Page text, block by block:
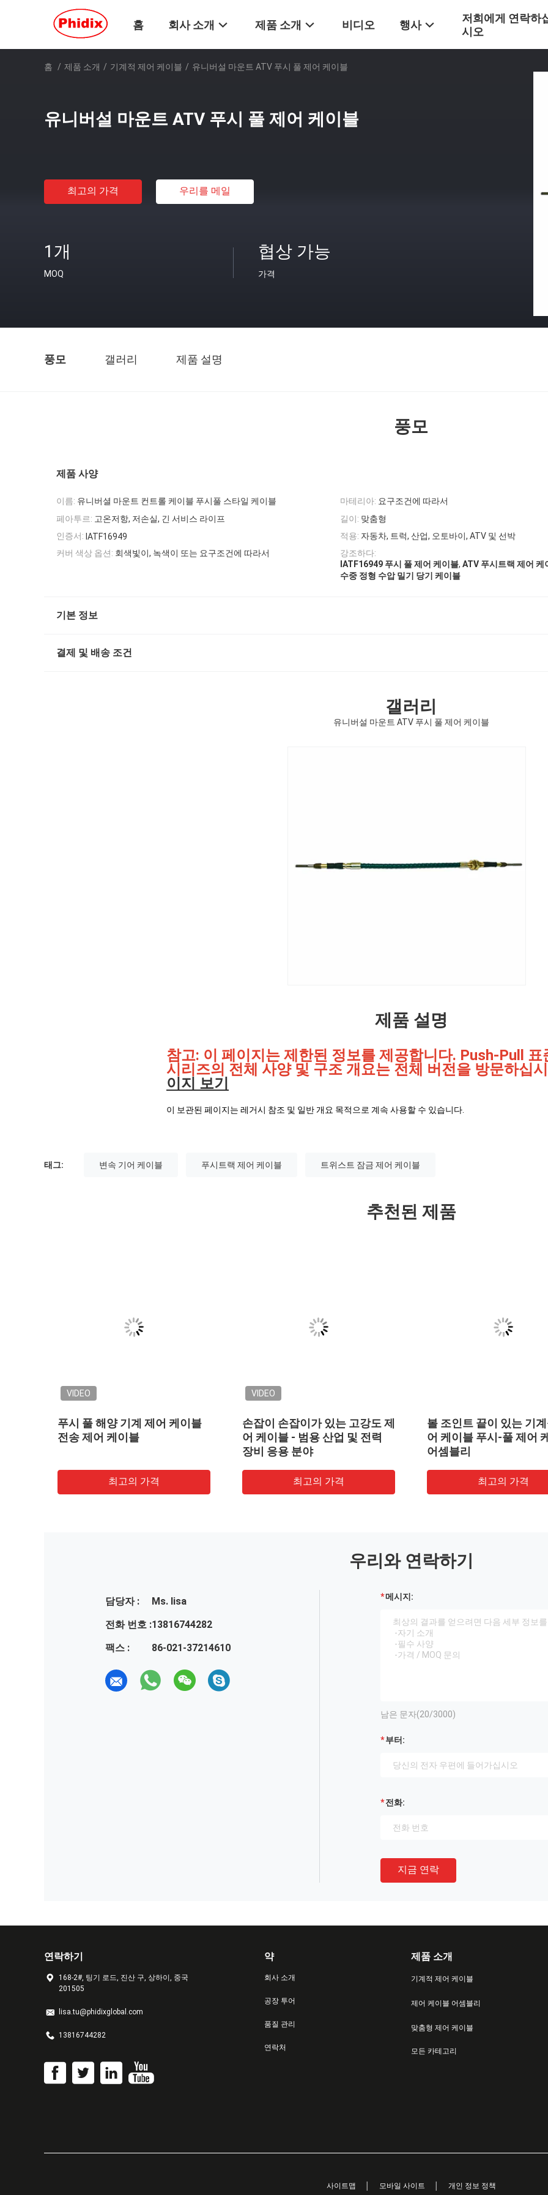
홈 회사 소개 제품 소개 비디오 행사
저희에게 연락하
시오
홈 / 제품 소개 / 기계적 제어 케이블 / 유니버설 마운트 ATV 푸시 풀 제어 케이블
유니버설 마운트 ATV 푸시 풀 제어 케이블
최고의 가격 우리를 메일
1개
MOQ
협상 가능
가격
풍모 갤러리 제품 설명
풍모
제품 사양
이름: 유니버셜 마운트 컨트롤 케이블 푸시풀 스타일 케이블 마테리아: 요구조건에 따라서
페아투르: 고온저항, 저손실, 긴 서비스 라이프 길이: 맞춤형
인증서: IATF16949 적용: 자동차, 트럭, 산업, 오토바이, ATV 및 선박
커버 색상 옵션: 회색빛이, 녹색이 또는 요구조건에 따라서
강조하다:
IATF16949 푸시 풀 제어 케이블, ATV 푸시트랙 제어 케
수중 정형 수압 밀기 당기 케이블
기본 정보
결제 및 배송 조건
갤러리
유니버설 마운트 ATV 푸시 풀 제어 케이블
제품 설명
참고: 이 페이지는 제한된 정보를 제공합니다. Push-Pull 표
시리즈의 전체 사양 및 구조 개요는 전체 버전을 방문하십
이지 보기
이 보관된 페이지는 레거시 참조 및 일반 개요 목적으로 계속 사용할 수 있습니다.
태그: 변속 기어 케이블 푸시트랙 제어 케이블 트위스트 잠금 제어 케이블
추천된 제품
VIDEO
푸시 풀 해양 기계 제어 케이블
전송 제어 케이블
최고의 가격
VIDEO
손잡이 손잡이가 있는 고강도 제
어 케이블 - 범용 산업 및 전력
장비 응용 분야
최고의 가격
볼 조인트 끝이 있는 기
어 케이블 푸시-풀 제어
어셈블리
최고의 가격
우리와 연락하기
담당자 :
Ms. lisa
전화 번호 :13816744282
팩스 :
86-021-37214610
메시지:
남은 문자(20/3000)
부터:
전화:
지금 연락
연락하기
168-2#, 팅기 로드, 진산 구, 상하이, 중국
201505
lisa.tu@phidixglobal.com
13816744282
약
회사 소개
공장 투어
품질 관리
연락처
제품 소개
기계적 제어 케이블
제어 케이블 어셈블리
맞춤형 제어 케이블
모든 카테고리
사이트맵 모바일 사이트 개인 정보 정책